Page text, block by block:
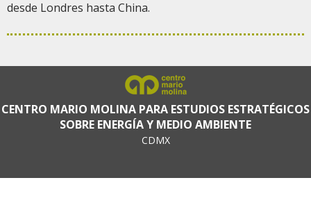
desde Londres hasta China.
CENTRO MARIO MOLINA PARA ESTUDIOS ESTRATÉGICOS
SOBRE ENERGÍA Y MEDIO AMBIENTE
CDMX